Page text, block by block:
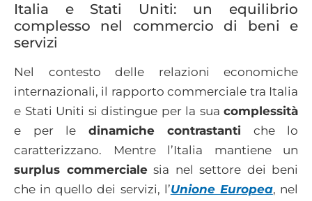
Italia e Stati Uniti: un equilibrio
complesso nel commercio di beni e
servizi​
Nel contesto delle relazioni economiche
internazionali, il rapporto commerciale tra Italia
e Stati Uniti si distingue per la sua complessità
e per le dinamiche contrastanti che lo
caratterizzano. Mentre l’Italia mantiene un
surplus commercialesia nel settore dei beni
che in quello dei servizi, l’Unione Europea, nel